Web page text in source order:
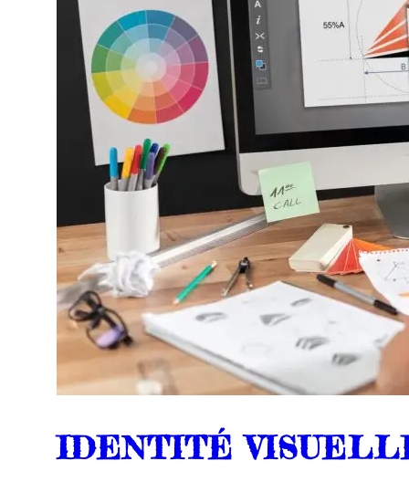
IDENTITÉ